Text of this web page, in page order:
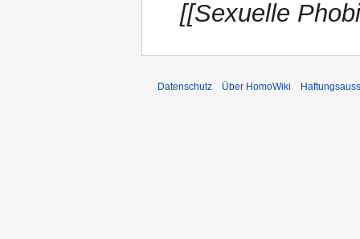
[[Sexuelle
Datenschutz Über HomoWiki